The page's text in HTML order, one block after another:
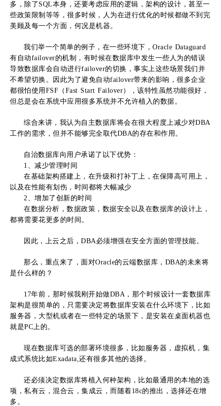
多，除了SQL本身，还要考虑应用的逻辑，架构的设计，甚至一
些政策限制等等，很多时候，人为在进行优化的时候都做不到完
美顾及每一个方面，何况是机器。
我们举一个简单的例子，在一些环境下，Oracle Dataguard
有自动failover的机制，有时候在数据库中发生一些人为的错误
导致数据库会自动进行failover的切换，事实上这些场景我们并
不希望切换。因此为了避免自动failover带来的影响，很多企业
都很怕使用FSF（Fast Start Failover），该特性虽然功能很好，
但总是会在系统中应用很多系统并不允许植入的数据。
综合来讲，我认为自主数据库将会在很大程度上减少对DBA
工作的需求，但并不能够完全取代DBA的存在和作用。
自治数据库向用户承诺了以下优势：
1、减少管理时间
在基础架构搭建上，在升级和打补丁上，在保障高可用上，
以及在性能有划伤，时间都将大幅减少
2、增加了创新的时间
在数据分析，数据政策，数据安全以及在数据库的设计上，
都将需要花更多的时间。
因此，上云之后，DBA必须增强在安全方面的管理技能。
那么，重点来了，面对Oracle的云端数据库，DBA的未来将
是什么样的？
17年前，那时候我刚开始做DBA，那个时候设计一套数据库
架构是很简单的，只需要决定将数据库安装在什么环境下，比如
服务器，大型机或者在一些特定的场景下，是安装在桌面机器也
就是PC上的。
现在数据库可选的部署环境很多，比如服务器，虚拟机，集
成式系统比如Exadata,还有很多其他的选择。
还必须决定数据库将植入何种架构，比如最通用的本地的选
项，私有云，混合云，集成云，而随着18c的推出，选择还在增
多。